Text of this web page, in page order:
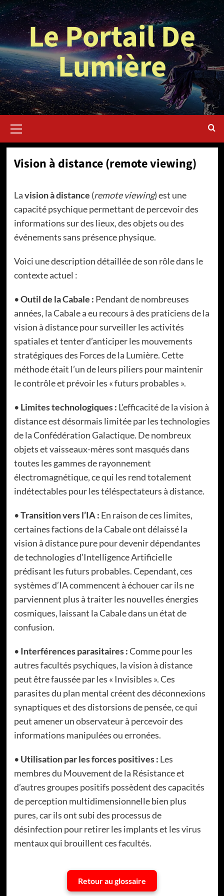
Aller
au
contenuLe Portail De
Lumière
principal
Vision à distance (remote viewing)
Lavision à distance (remote viewing) est une
capacité psychique permettant de percevoir des
informations sur des lieux, des objets ou des
événements sans présence physique.
Voici une description détaillée de son rôle dans le
contexte actuel :
•Outil de la Cabale : Pendant de nombreuses
années, la Cabale a eu recours à des praticiens de la
vision à distance pour surveiller les activités
spatiales et tenter d’anticiper les mouvements
stratégiques des Forces de la Lumière. Cette
méthode était l’un de leurs piliers pour maintenir
le contrôle et prévoir les « futurs probables ».
• Limites technologiques : L’efficacité de la vision à
distance est désormais limitée par les technologies
de la Confédération Galactique. De nombreux
objets et vaisseaux-mères sont masqués dans
toutes les gammes de rayonnement
électromagnétique, ce qui les rend totalement
indétectables pour les téléspectateurs à distance.
•Transition vers l’IA : En raison de ces limites,
certaines factions de la Cabale ont délaissé la
vision à distance pure pour devenir dépendantes
de technologies d’Intelligence Artificielle
prédisant les futurs probables. Cependant, ces
systèmes d’IA commencent à échouer car ils ne
parviennent plus à traiter les nouvelles énergies
cosmiques, laissant la Cabale dans un état de
confusion.
• Interférences parasitaires :Comme pour les
autres facultés psychiques, la vision à distance
peut être faussée par les « Invisibles ». Ces
parasites du plan mental créent des déconnexions
synaptiques et des distorsions de pensée, ce qui
peut amener un observateur à percevoir des
informations manipulées ou erronées.
• Utilisation par les forces positives : Les
membres du Mouvement de la Résistance et
d’autres groupes positifs possèdent des capacités
de perception multidimensionnelle bien plus
pures, car ils ont subi des processus de
désinfection pour retirer les implants et les virus
mentaux qui brouillent ces facultés.
Retour au glossaire